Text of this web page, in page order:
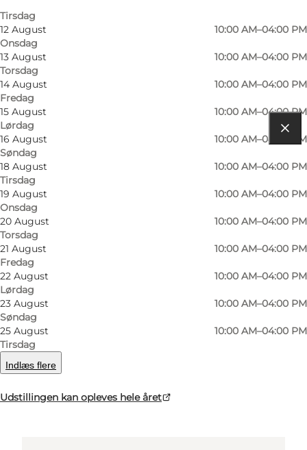
Tirsdag
12 August
Onsdag
10:00 AM–04:00 PM
13 August
Torsdag
10:00 AM–04:00 PM
14 August
Fredag
10:00 AM–04:00 PM
15 August
Lørdag
10:00 AM–04:00 PM
16 August
Søndag
10:00 AM–04:00 PM
18 August
Tirsdag
10:00 AM–04:00 PM
19 August
Onsdag
10:00 AM–04:00 PM
20 August
Torsdag
10:00 AM–04:00 PM
21 August
Fredag
10:00 AM–04:00 PM
22 August
Lørdag
10:00 AM–04:00 PM
23 August
Søndag
10:00 AM–04:00 PM
25 August
Tirsdag
10:00 AM–04:00 PM
Indlæs flere
Udstillingen kan opleves hele året
Klostergade 11
3230 Græsted